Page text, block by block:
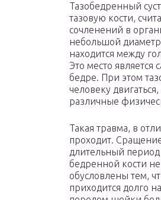
Тазобедренный
тазовую кости,
сочленений в
небольшой
находится между
Это место является
бедре. При этом
человеку
различные
Такая травма, в
проходит. Сращение
длительный период
бедренной кости
обусловлены тем,
приходится долго